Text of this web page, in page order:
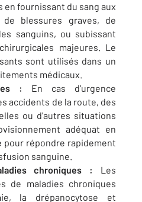
en fournissant du sang aux
blessures graves, de
sanguins, ou subissant
majeures. Le
sont utilisés dans un
médicaux.
:
En cas d'urgence
accidents de la route, des
ou d'autres situations
adéquat en
pour répondre rapidement
sanguine.
chroniques :
Les
de maladies chroniques
la drépanocytose et